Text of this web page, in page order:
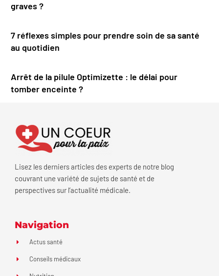
graves ?
7 réflexes simples pour prendre soin de sa santé
au quotidien
Arrêt de la pilule Optimizette : le délai pour
tomber enceinte ?
Lisez les derniers articles des experts de notre blog
couvrant une variété de sujets de santé et de
perspectives sur l’actualité médicale.
Navigation
Actus santé
Conseils médicaux